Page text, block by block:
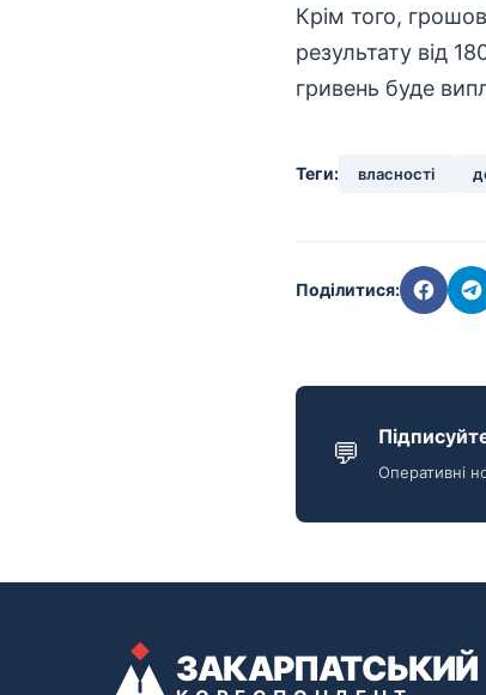
Крім того,
результату від
гривень буде
Теги: власності
Поділитися:
💬
Оперативні
ЗАКАРПАТСЬКИЙ